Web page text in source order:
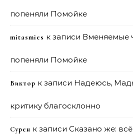
попеняли Помойке
mitasmies к записи Вменяемые
попеняли Помойке
Виктор к записи Надеюсь,
критику благосклонно
Сурен к записи Сказано же: